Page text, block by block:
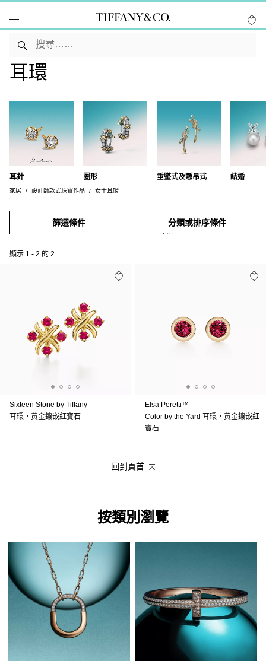
耳環
耳針 圈形 垂墜式及懸吊式 結婚
家居 設計師款式珠寶作品 女士耳環
篩選條件 分類或排序條件
顯示 1 - 2 的 2
Sixteen Stone by Tiffany
耳環，黃金鑲嵌紅寶石
Elsa Peretti™
Color by the Yard 耳環，黃金鑲嵌紅
寶石
回到頁首
按類別瀏覽